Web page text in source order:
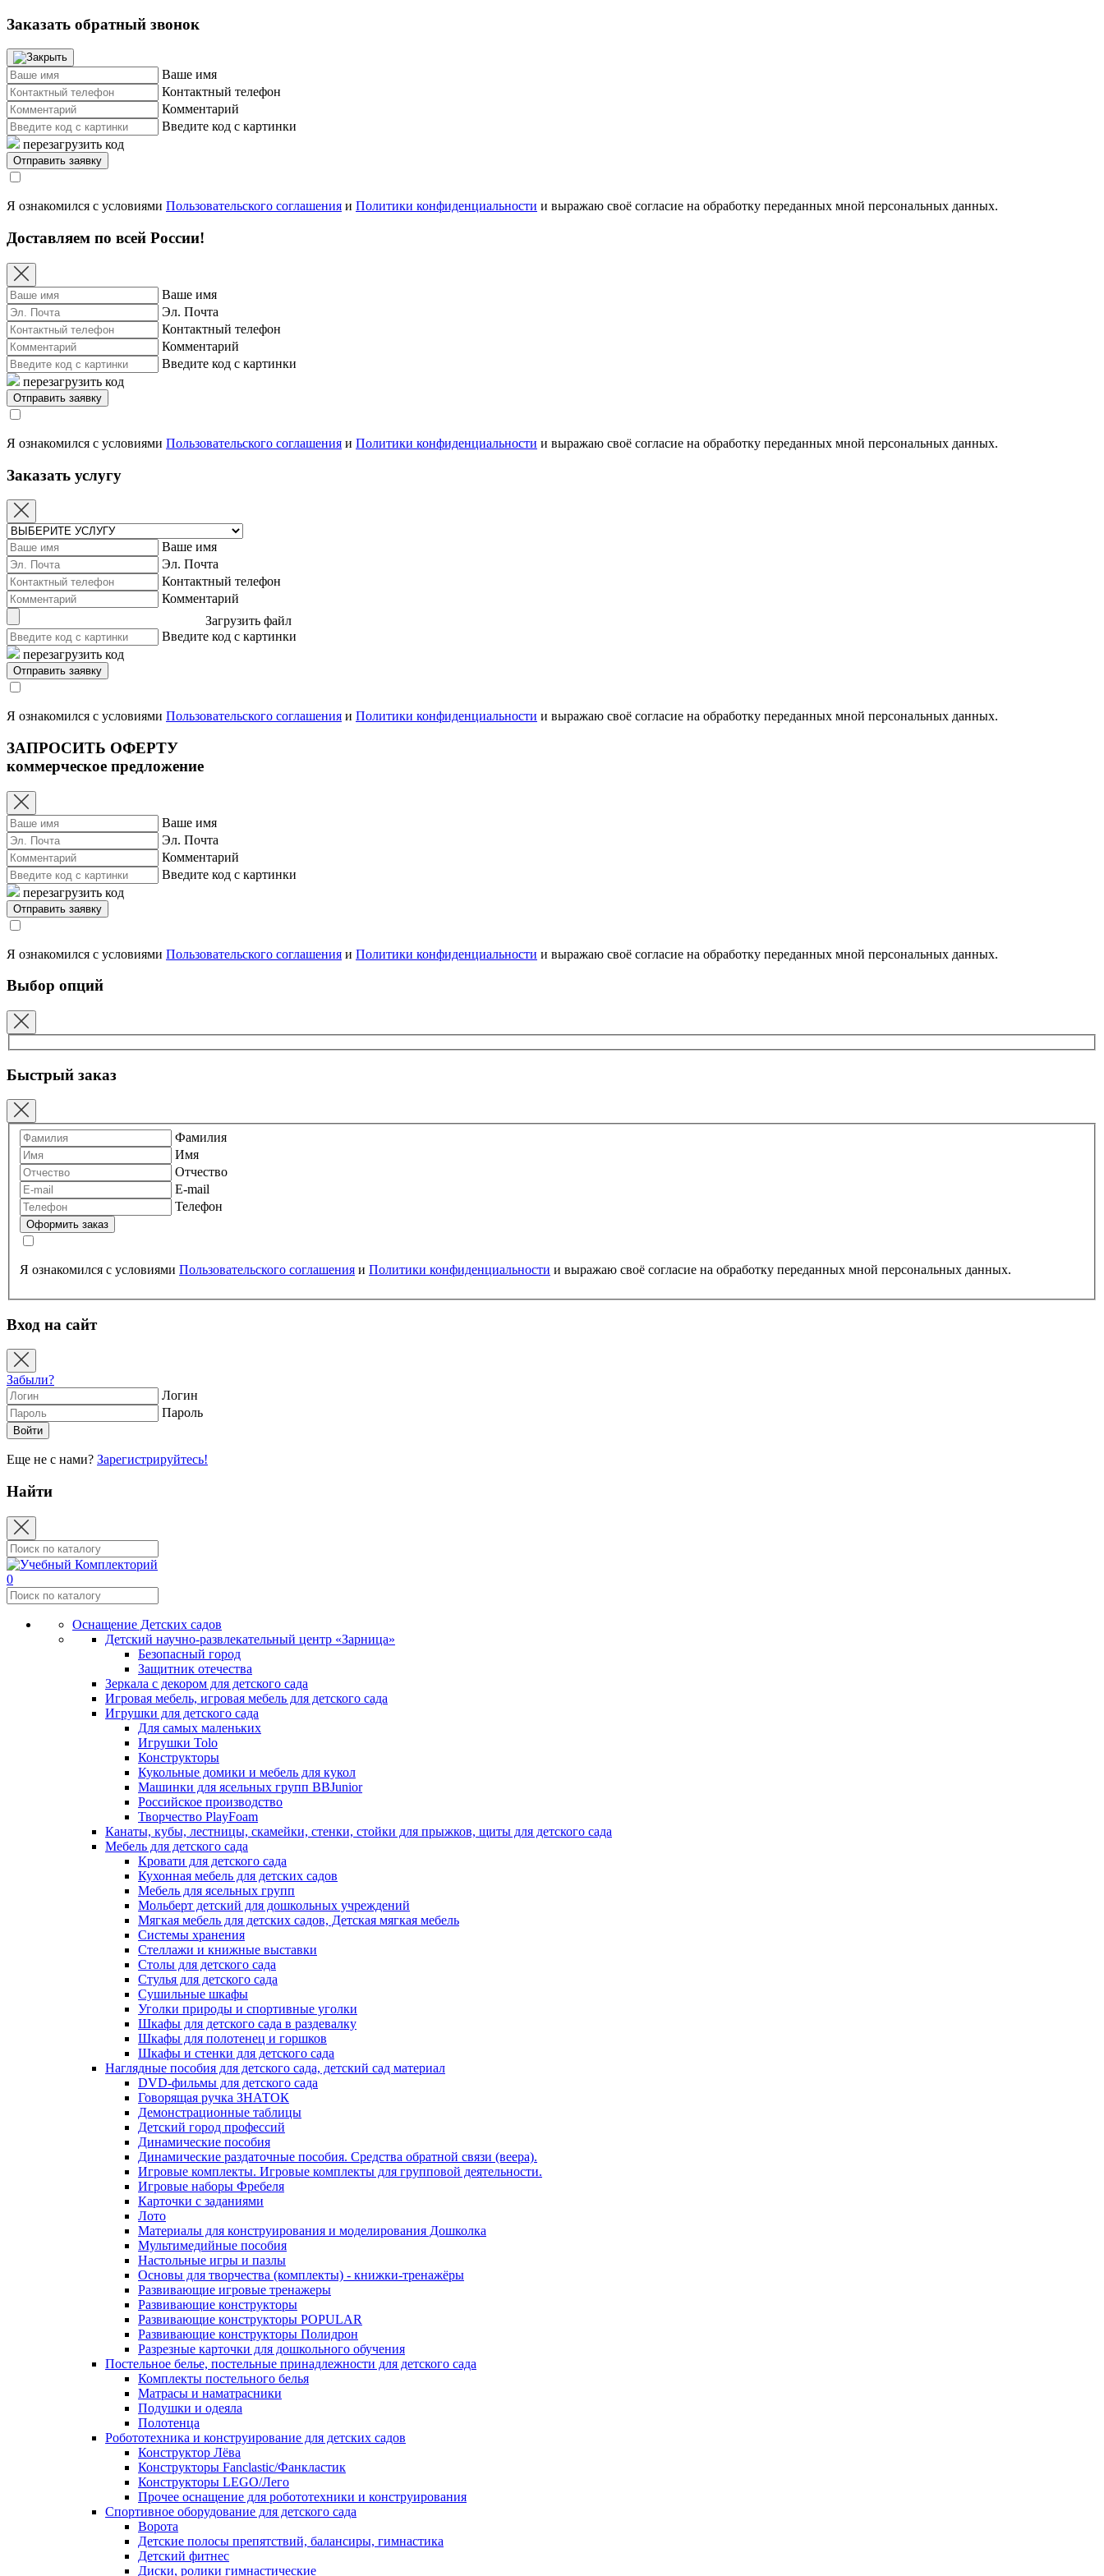
Заказать обратный звонок
Ваше имя
Контактный телефон
Комментарий
Введите код с картинки
перезагрузить код
Я ознакомился с условиями Пользовательского соглашения и Политики конфиденциальности и выражаю своё согласие на обработку переданных мной персональных данных.
Доставляем по всей России!
Ваше имя
Эл. Почта
Контактный телефон
Комментарий
Введите код с картинки
перезагрузить код
Я ознакомился с условиями Пользовательского соглашения и Политики конфиденциальности и выражаю своё согласие на обработку переданных мной персональных данных.
Заказать услугу
Ваше имя
Эл. Почта
Контактный телефон
Комментарий
Загрузить файл
Введите код с картинки
перезагрузить код
Я ознакомился с условиями Пользовательского соглашения и Политики конфиденциальности и выражаю своё согласие на обработку переданных мной персональных данных.
ЗАПРОСИТЬ ОФЕРТУ
коммерческое предложение
Ваше имя
Эл. Почта
Комментарий
Введите код с картинки
перезагрузить код
Я ознакомился с условиями Пользовательского соглашения и Политики конфиденциальности и выражаю своё согласие на обработку переданных мной персональных данных.
Выбор опций
Быстрый заказ
Фамилия
Имя
Отчество
E-mail
Телефон
Я ознакомился с условиями Пользовательского соглашения и Политики конфиденциальности и выражаю своё согласие на обработку переданных мной персональных данных.
Вход на сайт
Забыли?
Логин
Пароль
Еще не с нами? Зарегистрируйтесь!
Найти
0
Оснащение Детских садов
Детский научно-развлекательный центр «Зарница»
Безопасный город
Защитник отечества
Зеркала с декором для детского сада
Игровая мебель, игровая мебель для детского сада
Игрушки для детского сада
Для самых маленьких
Игрушки Tolo
Конструкторы
Кукольные домики и мебель для кукол
Машинки для ясельных групп BBJunior
Российское производство
Творчество PlayFoam
Канаты, кубы, лестницы, скамейки, стенки, стойки для прыжков, щиты для детского сада
Мебель для детского сада
Кровати для детского сада
Кухонная мебель для детских садов
Мебель для ясельных групп
Мольберт детский для дошкольных учреждений
Мягкая мебель для детских садов, Детская мягкая мебель
Системы хранения
Стеллажи и книжные выставки
Столы для детского сада
Стулья для детского сада
Сушильные шкафы
Уголки природы и спортивные уголки
Шкафы для детского сада в раздевалку
Шкафы для полотенец и горшков
Шкафы и стенки для детского сада
Наглядные пособия для детского сада, детский сад материал
DVD-фильмы для детского сада
Говорящая ручка ЗНАТОК
Демонстрационные таблицы
Детский город профессий
Динамические пособия
Динамические раздаточные пособия. Средства обратной связи (веера).
Игровые комплекты. Игровые комплекты для групповой деятельности.
Игровые наборы Фребеля
Карточки с заданиями
Лото
Материалы для конструирования и моделирования Дошколка
Мультимедийные пособия
Настольные игры и пазлы
Основы для творчества (комплекты) - книжки-тренажёры
Развивающие игровые тренажеры
Развивающие конструкторы
Развивающие конструкторы POPULAR
Развивающие конструкторы Полидрон
Разрезные карточки для дошкольного обучения
Постельное белье, постельные принадлежности для детского сада
Комплекты постельного белья
Матрасы и наматрасники
Подушки и одеяла
Полотенца
Робототехника и конструирование для детских садов
Конструктор Лёва
Конструкторы Fanclastic/Фанкластик
Конструкторы LEGO/Лего
Прочее оснащение для робототехники и конструирования
Спортивное оборудование для детского сада
Ворота
Детские полосы препятствий, балансиры, гимнастика
Детский фитнес
Диски, ролики гимнастические